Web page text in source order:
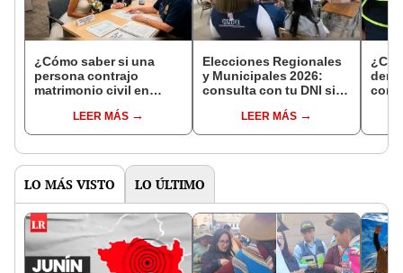
¿Cómo saber si una
persona contrajo
matrimonio civil en
LEER MÁS
Elecciones Regionales
y Municipales 2026:
consulta con tu DNI si
de mesa para este 4 de
octubre en el link oficial
LEER MÁS
con
LO MÁS VISTO LO ÚLTIMO